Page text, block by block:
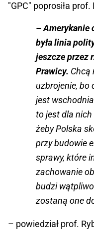
"GPC" poprosiła
– Amerykanie
była linia
jeszcze przez
Prawicy. Chcą
uzbrojenie, bo
jest
to jest dla
żeby Polska
przy budowie
sprawy, które
zachowanie
budzi
zostaną one
– powiedział prof.